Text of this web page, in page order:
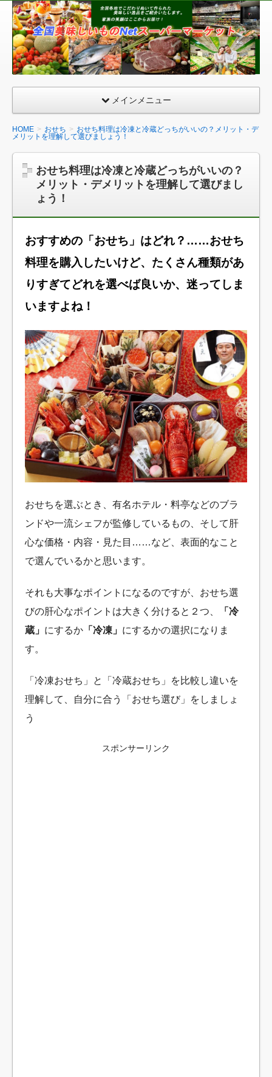
全
国
美
味
も
の
ネ
ッ
ト
ス
パ
ー
メインメニュー
HOME おせち
おせち料理は冷凍と冷蔵どっちがいいの？メリット・デ
メリットを理解して選びましょう！
おせち料理は冷凍と冷蔵どっちがいいの？
メリット・デメリットを理解して選びまし
ょう！
おすすめの「おせち」はどれ？……おせち
料理を購入したいけど、たくさん種類があ
りすぎてどれを選べば良いか、迷ってしま
いますよね！
おせちを選ぶとき、有名ホテル・料亭などのブラ
ンドや一流シェフが監修しているもの、そして肝
心な価格・内容・見た目……など、表面的なこと
で選んでいるかと思います。
それも大事なポイントになるのですが、おせち選
びの肝心なポイントは大きく分けると２つ、
「冷
蔵」 にするか 「冷凍」 にするかの選択になりま
す。
「冷凍おせち」と「冷蔵おせち」を比較し違いを
理解して、自分に合う「おせち選び」をしましょ
う
スポンサーリンク